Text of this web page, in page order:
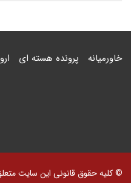
خاورمیانه پرونده هسته ای
© کلیه حقوق قانونی این سایت